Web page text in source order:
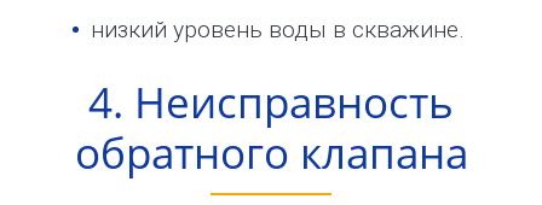
низкий уровень воды в скважине.
4. Неисправность
обратного клапана